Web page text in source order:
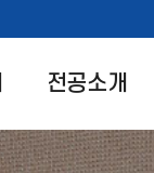
전공소개